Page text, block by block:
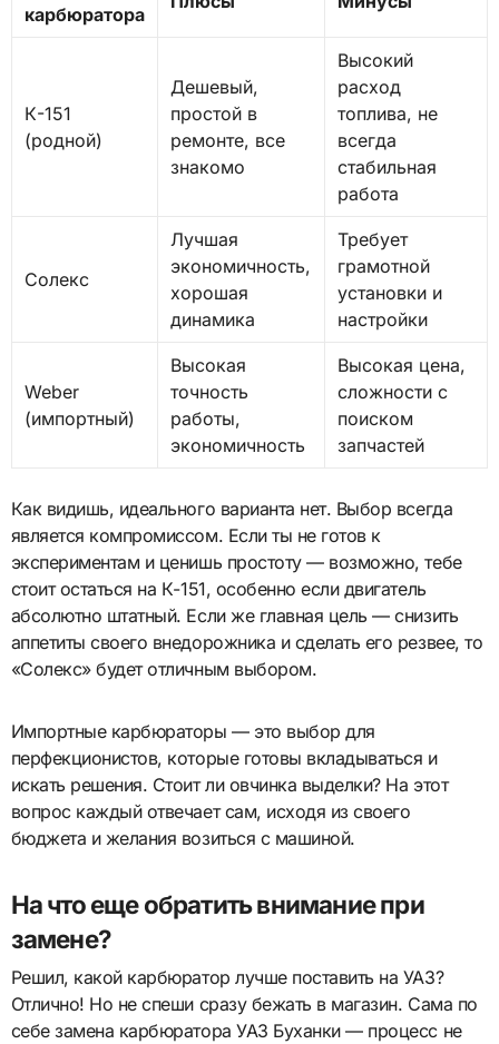
карбюратора
К-151
(родной)
Дешевый,
простой в
ремонте, все
знакомо
Высокий
расход
топлива, не
всегда
стабильная
работа
Солекс
Лучшая
экономичность,
хорошая
динамика
Требует
грамотной
установки и
настройки
Weber
(импортный)
Высокая
точность
работы,
экономичность
Высокая цена,
сложности с
поиском
запчастей
Как видишь, идеального варианта нет. Выбор всегда
является компромиссом. Если ты не готов к
экспериментам и ценишь простоту — возможно, тебе
стоит остаться на К-151, особенно если двигатель
абсолютно штатный. Если же главная цель — снизить
аппетиты своего внедорожника и сделать его резвее, то
«Солекс» будет отличным выбором.
Импортные карбюраторы — это выбор для
перфекционистов, которые готовы вкладываться и
искать решения. Стоит ли овчинка выделки? На этот
вопрос каждый отвечает сам, исходя из своего
бюджета и желания возиться с машиной.
На что еще обратить внимание при
замене?
Решил, какой карбюратор лучше поставить на УАЗ?
Отлично! Но не спеши сразу бежать в магазин. Сама по
себе замена карбюратора УАЗ Буханки — процесс не